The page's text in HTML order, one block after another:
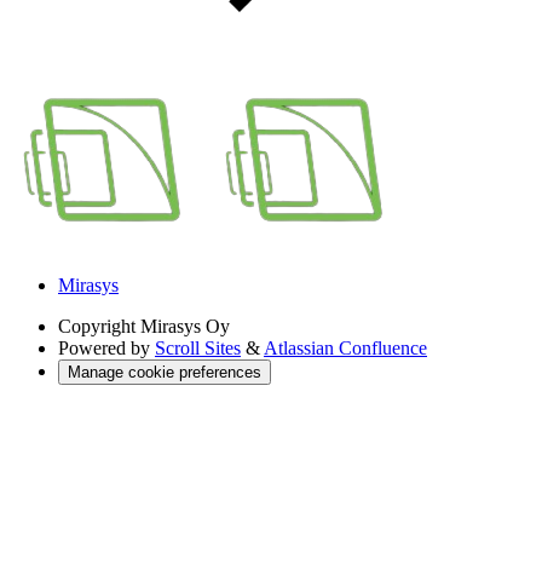
Mirasys
Copyright Mirasys Oy
Powered by Scroll Sites & Atlassian Confluence
Manage cookie preferences